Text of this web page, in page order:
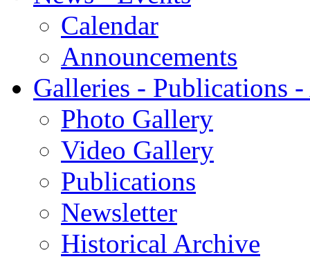
Calendar
Announcements
Galleries - Publications
Photo Gallery
Video Gallery
Publications
Newsletter
Historical Archive